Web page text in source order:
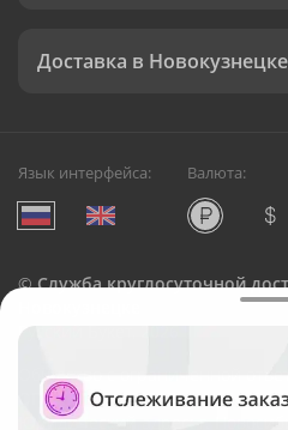
Доставка в Новокузнецке
Язык интерфейса: Валюта:
©Служба круглосуточной
Русский Букет, 2026
Общество с ограниченной
ОГРН: 1195476081745, ИНН:
Юридический адрес: г.